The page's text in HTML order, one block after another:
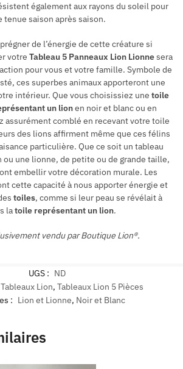
également aux rayons du soleil pour
tenue saison après saison.
de l’énergie de cette créature si
votre Tableau 5 Panneaux Lion Lionnesera
pour vous et votre famille. Symbole de
ces superbes animaux apporteront une
intérieur. Que vous choisissiez une toile
un lionen noir et blanc ou en
assurément comblé en recevant votre toile
des lions affirment même que ces félins
particulière. Que ce soit un tableau
une lionne, de petite ou de grande taille,
embellir votre décoration murale. Les
cette capacité à nous apporter énergie et
toiles, comme si leur peau se révélait à
latoile représentant un lion.
vendu par Boutique Lion®.
UGS : ND
Tableaux Lion, Tableaux Lion 5 Pièces
: Lion et Lionne, Noir et Blanc